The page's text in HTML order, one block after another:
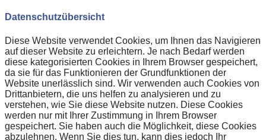
Datenschutzübersicht
Diese Website verwendet Cookies, um Ihnen das Navigieren
auf dieser Website zu erleichtern. Je nach Bedarf werden
diese kategorisierten Cookies in Ihrem Browser gespeichert,
da sie für das Funktionieren der Grundfunktionen der
Website unerlässlich sind. Wir verwenden auch Cookies von
Drittanbietern, die uns helfen zu analysieren und zu
verstehen, wie Sie diese Website nutzen. Diese Cookies
werden nur mit Ihrer Zustimmung in Ihrem Browser
gespeichert. Sie haben auch die Möglichkeit, diese Cookies
abzulehnen. Wenn Sie dies tun, kann dies jedoch Ihr